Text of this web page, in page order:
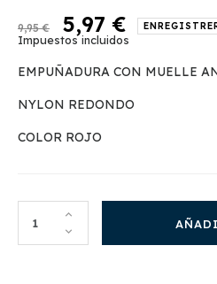
9,95 € 5,97 €
Impuestos incluidos
EMPUÑADURA CON MUELLE
NYLON REDONDO
COLOR ROJO